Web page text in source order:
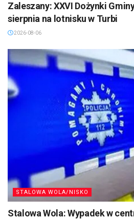
Zaleszany: XXVI Dożynki
sierpnia na lotnisku w Turbi
2026-08-06
STALOWA WOLA/NISKO
Stalowa Wola: Wypadek w